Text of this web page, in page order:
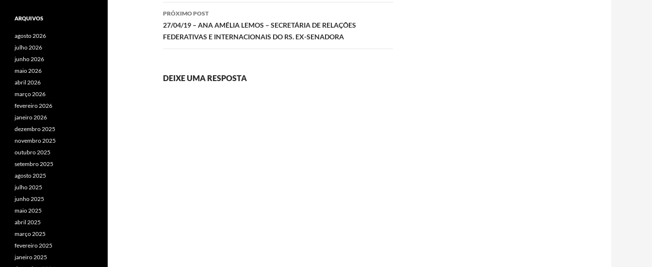
posts
PRÓXIMO POST
27/04/19 – ANA AMÉLIA LEMOS – SECRETÁRIA DE RELAÇÕES
FEDERATIVAS E INTERNACIONAIS DO RS. EX-SENADORA
DEIXE UMA RESPOSTA
ARQUIVOS
agosto 2026
julho 2026
junho 2026
maio 2026
abril 2026
março 2026
fevereiro 2026
janeiro 2026
dezembro 2025
novembro 2025
outubro 2025
setembro 2025
agosto 2025
julho 2025
junho 2025
maio 2025
abril 2025
março 2025
fevereiro 2025
janeiro 2025